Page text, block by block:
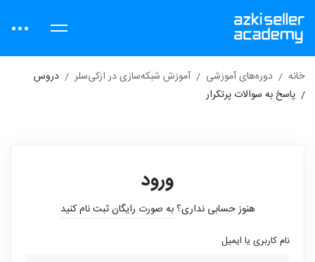
خانه دوره‌های آموزشی آموزش شبکه‌سازی در ازکی‌سلر
دروس
پاسخ به سوالات پرتکرار
ورود
هنوز حسابی نداری؟به صورت رایگان ثبت نام کنید
نام کاربری یا ایمیل